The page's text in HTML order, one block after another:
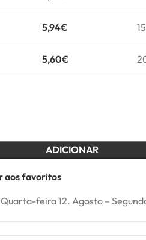
5,94€
5,60€
ADICIONAR
aos favoritos
feira 12. Agosto –